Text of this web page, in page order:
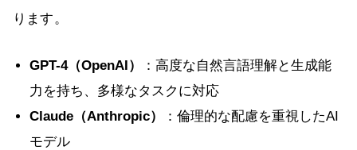
ります。
GPT-4（OpenAI）
：高度な自然言語理解と生成能
力を持ち、多様なタスクに対応
Claude（Anthropic）
：倫理的な配慮を重視したAI
モデル